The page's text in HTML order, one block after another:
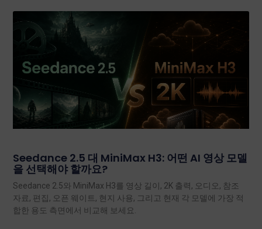
Seedance 2.5 대 MiniMax H3: 어떤 AI 영상 모델
을 선택해야 할까요?
Seedance 2.5와 MiniMax H3를 영상 길이, 2K 출력, 오디오, 참조
자료, 편집, 오픈 웨이트, 현지 사용, 그리고 현재 각 모델에 가장 적
합한 용도 측면에서 비교해 보세요.